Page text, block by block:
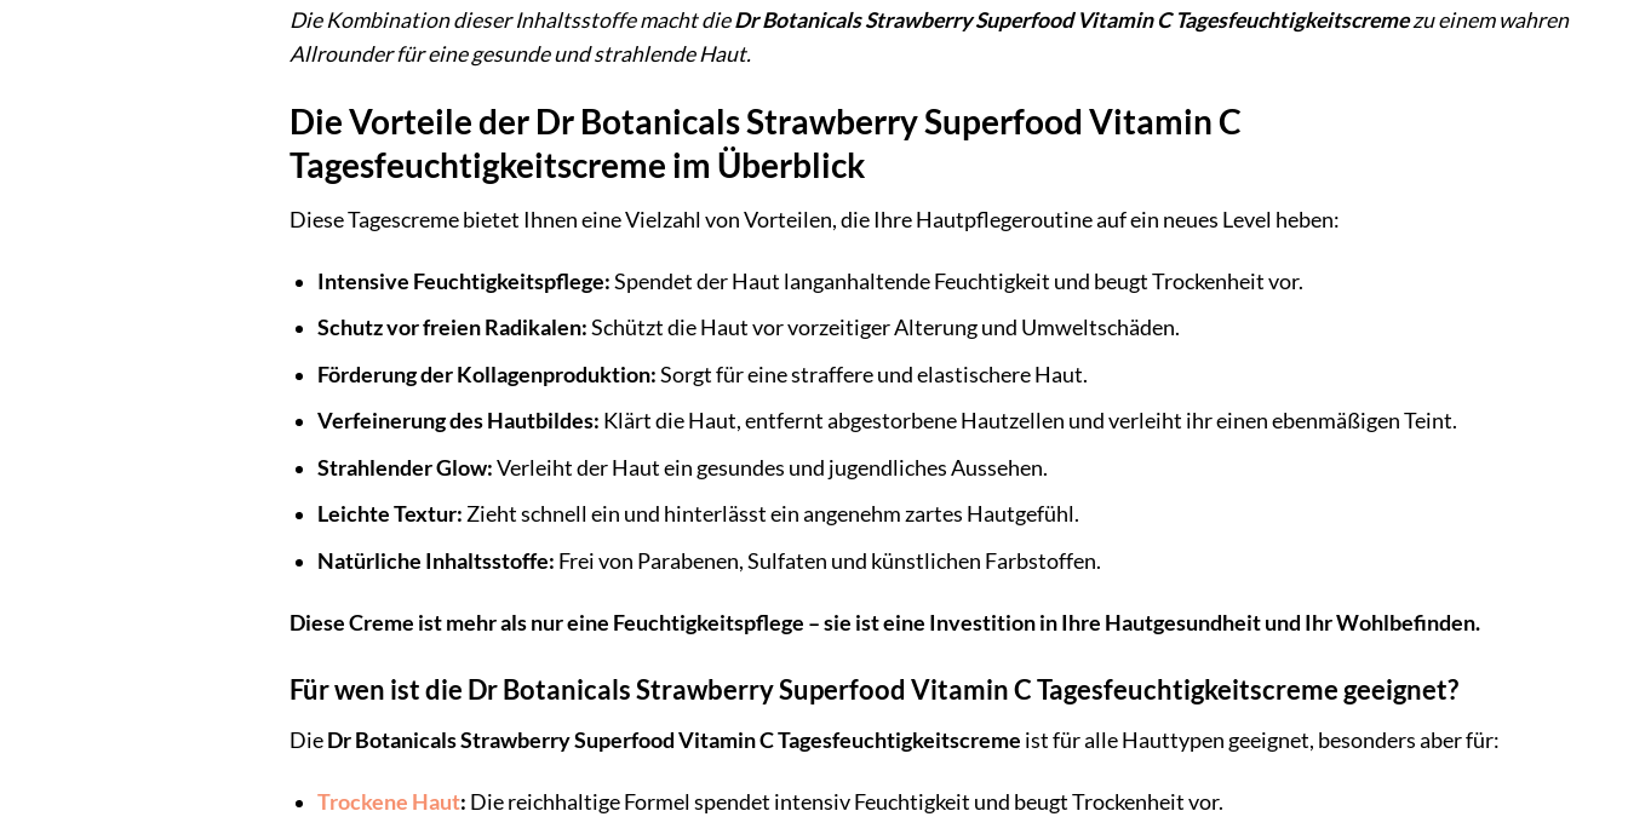
Die Kombination dieser Inhaltsstoffe macht dieDr Botanicals Strawberry Superfood Vitamin C Tagesfeuchtigkeitscremezu einem wahren
Allrounder für eine gesunde und strahlende Haut.
Die Vorteile der Dr Botanicals Strawberry Superfood Vitamin C
Tagesfeuchtigkeitscreme im Überblick
Diese Tagescreme bietet Ihnen eine Vielzahl von Vorteilen, die Ihre Hautpflegeroutine auf ein neues Level heben:
Intensive Feuchtigkeitspflege:Spendet der Haut langanhaltende Feuchtigkeit und beugt Trockenheit vor.
Schutz vor freien Radikalen:Schützt die Haut vor vorzeitiger Alterung und Umweltschäden.
Förderung der Kollagenproduktion:Sorgt für eine straffere und elastischere Haut.
Verfeinerung des Hautbildes: Klärt die Haut, entfernt abgestorbene Hautzellen und verleiht ihr einen ebenmäßigen Teint.
Strahlender Glow:Verleiht der Haut ein gesundes und jugendliches Aussehen.
Leichte Textur:Zieht schnell ein und hinterlässt ein angenehm zartes Hautgefühl.
Natürliche Inhaltsstoffe: Frei von Parabenen, Sulfaten und künstlichen Farbstoffen.
Diese Creme ist mehr als nur eine Feuchtigkeitspflege – sie ist eine Investition in Ihre Hautgesundheit und Ihr Wohlbefinden.
Für wen ist die Dr Botanicals Strawberry Superfood Vitamin C Tagesfeuchtigkeitscreme geeignet?
DieDr Botanicals Strawberry Superfood Vitamin C Tagesfeuchtigkeitscreme ist für alle Hauttypen geeignet, besonders aber für:
Trockene Haut: Die reichhaltige Formel spendet intensiv Feuchtigkeit und beugt Trockenheit vor.